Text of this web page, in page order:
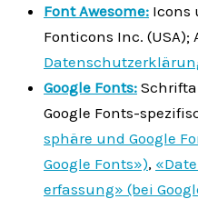
Font Awesome: Icons
Fonticons Inc.
Google Fonts:
Google Fonts-
sphäre und Google
Google Fonts»),
erfassung» (bei